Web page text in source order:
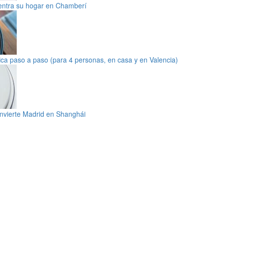
su hogar en Chamberí
paso a paso (para 4 personas, en casa y en Valencia)
Madrid en Shanghái